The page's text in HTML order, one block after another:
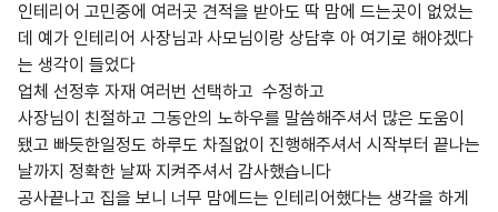
인테리어 고민중에 여러곳 견적을 받아도 딱 맘에 드는곳이 없었는
데 예가 인테리어 사장님과 사모님이랑 상담후 아 여기로 해야겠다
는 생각이 들었다
업체 선정후 자재 여러번 선택하고 수정하고
사장님이 친절하고 그동안의 노하우를 말씀해주셔서 많은 도움이
됐고 빠듯한일정도 하루도 차질없이 진행해주셔서 시작부터 끝나는
날까지 정확한 날짜 지켜주셔서 감사했습니다
공사끝나고 집을 보니 너무 맘에드는 인테리어했다는 생각을 하게